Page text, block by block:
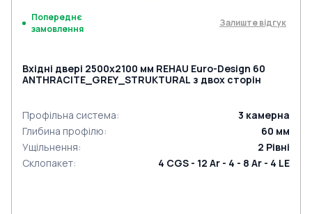
Попереднє
замовлення
Залиште відгук
Вхідні двері 2500x2100 мм REHAU Euro-Design 60
ANTHRACITE_GREY_STRUKTURAL з двох сторін
Профільна система: 3 камерна
Глибина профілю: 60 мм
Ущільнення: 2 Рівні
Склопакет: 4 CGS - 12 Ar - 4 - 8 Ar - 4 LE